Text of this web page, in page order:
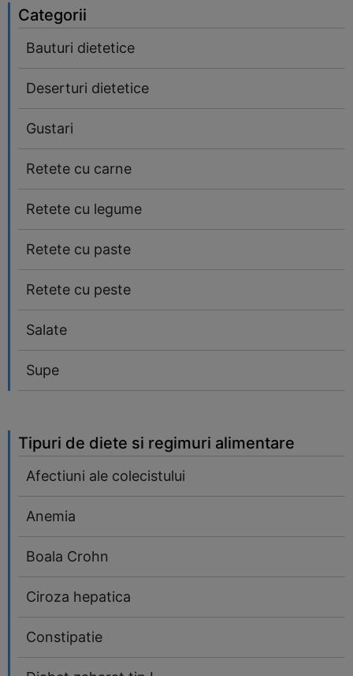
Categorii
Bauturi dietetice
Deserturi dietetice
Gustari
Retete cu carne
Retete cu legume
Retete cu paste
Retete cu peste
Salate
Supe
Tipuri de diete si regimuri alimentare
Afectiuni ale colecistului
Anemia
Boala Crohn
Ciroza hepatica
Constipatie